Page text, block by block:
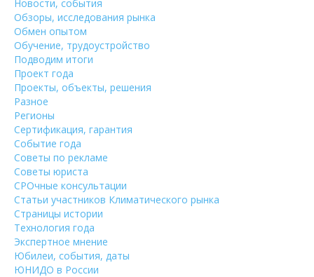
Новости, события
Обзоры, исследования рынка
Обмен опытом
Обучение, трудоустройство
Подводим итоги
Проект года
Проекты, объекты, решения
Разное
Регионы
Сертификация, гарантия
Событие года
Советы по рекламе
Советы юриста
СРОчные консультации
Статьи участников Климатического рынка
Страницы истории
Технология года
Экспертное мнение
Юбилеи, события, даты
ЮНИДО в России